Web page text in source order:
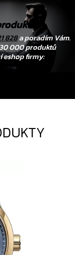
828a poradím Vám.
000 produktů
eshop firmy: